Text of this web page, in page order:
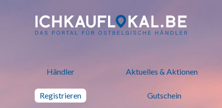
ich kauf lokal - Bei lokalen
Händler Aktuelles & Aktionen
Registrieren Gutschein